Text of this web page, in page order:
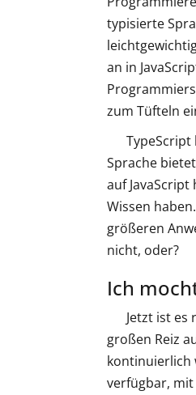
typisierte
an in
zum Tüfteln
Sprache
auf
Wissen
größeren
nicht, oder?
Ich
Jetzt ist es
großen Reiz
kontinuierlich
verfügbar, mit